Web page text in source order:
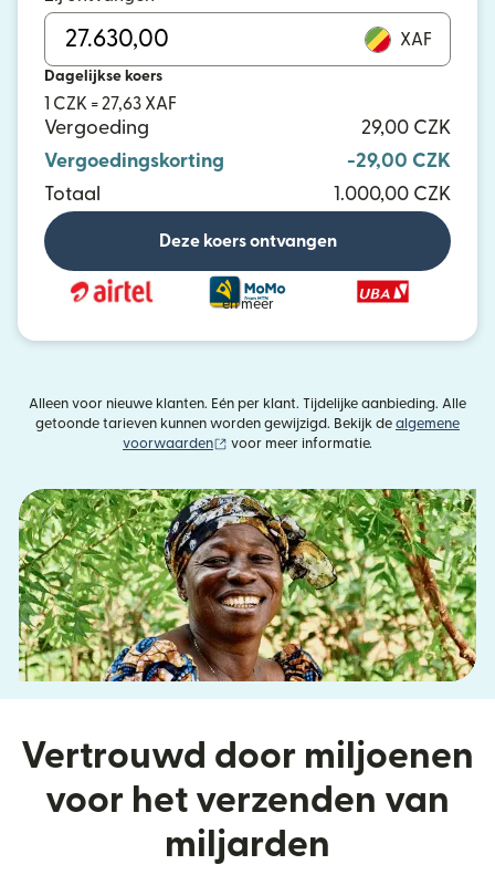
XAF
Dagelijkse koers
1 CZK = 27,63 XAF
Vergoeding
29,00 CZK
Vergoedingskorting
-29,00 CZK
Totaal
1.000,00 CZK
Deze koers ontvangen
en meer
Alleen voor nieuwe klanten. Eén per klant. Tijdelijke aanbieding. Alle
getoonde tarieven kunnen worden gewijzigd. Bekijk de algemene
voorwaarden
(wordt geopend in een nieuw venster)
voor meer informatie.
Vertrouwd door miljoenen
voor het verzenden van
miljarden